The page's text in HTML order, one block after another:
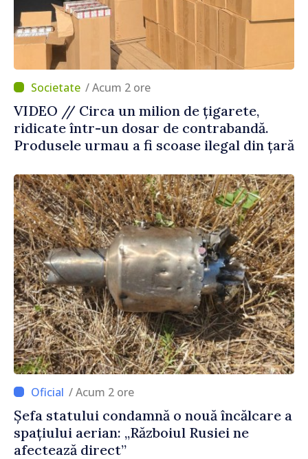
/ Acum 2 ore
VIDEO // Circa un milion de țigarete,
ridicate într-un dosar de contrabandă.
Produsele urmau a fi scoase ilegal din țară
/ Acum 2 ore
Șefa statului condamnă o nouă încălcare a
spațiului aerian: „Războiul Rusiei ne
afectează direct”